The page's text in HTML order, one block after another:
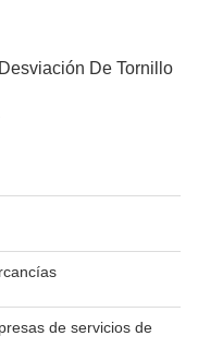
De Tornillo
de servicios de